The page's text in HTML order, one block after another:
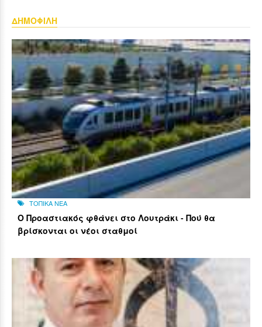
ΔΗΜΟΦΙΛΗ
ΤΟΠΙΚΑ ΝΕΑ
Ο Προαστιακός φθάνει στο Λουτράκι - Πού θα
βρίσκονται οι νέοι σταθμοί